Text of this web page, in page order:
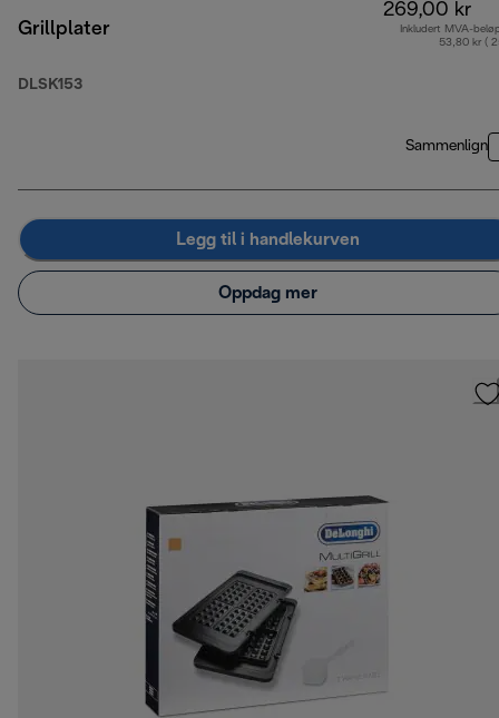
Grillplater
DLSK153
269,00 kr
Inkludert MVA-
53,80 kr (
Sammenlign
Legg til i handlekurven
Oppdag mer